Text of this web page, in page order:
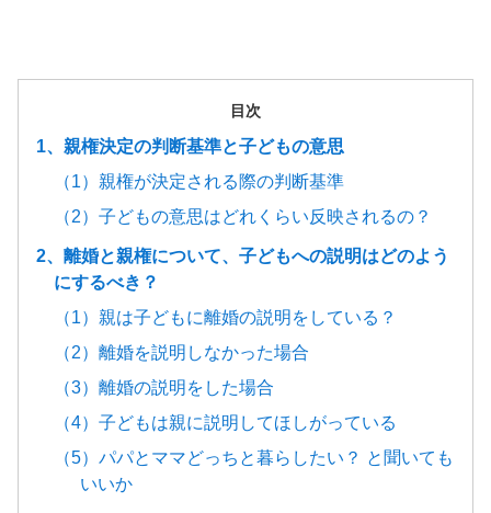
目次
1、親権決定の判断基準と子どもの意思
（1）親権が決定される際の判断基準
（2）子どもの意思はどれくらい反映されるの？
2、離婚と親権について、子どもへの説明はどのよう
にするべき？
（1）親は子どもに離婚の説明をしている？
（2）離婚を説明しなかった場合
（3）離婚の説明をした場合
（4）子どもは親に説明してほしがっている
（5）パパとママどっちと暮らしたい？ と聞いても
いいか